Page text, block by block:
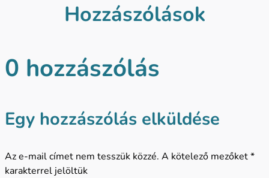
Hozzászólások
0 hozzászólás
Egy hozzászólás elküldése
Az e-mail címet nem tesszük közzé. A kötelező mezőket*
karakterrel jelöltük